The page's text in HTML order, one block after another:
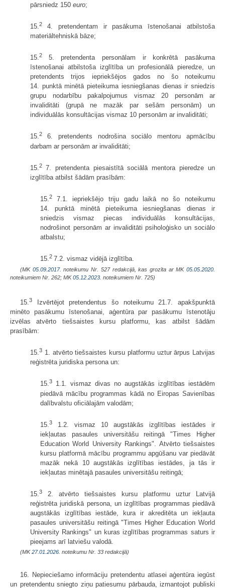
pārsniedz 150 euro;
15.2 4. pretendentam ir pasākuma īstenošanai atbilstoša
materiāltehniskā bāze;
15.2 5. pretendenta personālam ir konkrētā pasākuma
īstenošanai atbilstoša izglītība un profesionālā pieredze, un
pretendents trijos iepriekšējos gados no šo noteikumu
14. punktā minētā pieteikuma iesniegšanas dienas ir sniedzis
grupu nodarbību pakalpojumus vismaz 20 personām ar
invaliditāti (grupā ne mazāk par sešām personām) un
individuālās konsultācijas vismaz 10 personām ar invaliditāti;
15.2 6. pretendents nodrošina sociālo mentoru apmācību
darbam ar personām ar invaliditāti;
15.2 7. pretendenta piesaistītā sociālā mentora pieredze un
izglītība atbilst šādām prasībām:
15.2 7.1. iepriekšējo triju gadu laikā no šo noteikumu
14. punktā minētā pieteikuma iesniegšanas dienas ir
sniedzis vismaz piecas individuālās konsultācijas,
nodrošinot personām ar invaliditāti psiholoģisko un sociālo
atbalstu;
15.2 7.2. vismaz vidējā izglītība.
(MK 05.09.2017. noteikumu Nr. 527 redakcijā, kas grozīta ar MK05.05.2020.
noteikumiem Nr. 262; MK05.12.2023. noteikumiem Nr. 725)
15.3
Izvērtējot pretendentus šo noteikumu 21.7. apakšpunktā
minēto pasākumu īstenošanai, aģentūra par pasākumu īstenotāju
izvēlas atvērto tiešsaistes kursu platformu, kas atbilst šādām
prasībām:
15.3 1. atvērto tiešsaistes kursu platformu uztur ārpus Latvijas
reģistrēta juridiska persona un:
15.3
1.1. vismaz divas no augstākās izglītības iestādēm
piedāvā mācību programmas kādā no Eiropas Savienības
dalībvalstu oficiālajām valodām;
15.3
1.2. vismaz 10 augstākās izglītības iestādes ir
iekļautas pasaules universitāšu reitingā "Times Higher
Education World University Rankings". Atvērto tiešsaistes
kursu platformā mācību programmu apgūšanu var piedāvāt
mazāk nekā 10 augstākās izglītības iestādes, ja tās ir
iekļautas minētajā pasaules universitāšu reitingā;
15.3
2. atvērto tiešsaistes kursu platformu uztur Latvijā
reģistrēta juridiskā persona, un izglītības programmas piedāvā
augstākās izglītības iestāde, kura ir akreditēta un iekļauta
pasaules universitāšu reitingā "Times Higher Education World
University Rankings" un kuras izglītības programmas saturs ir
pieejams arī latviešu valodā.
(MK27.01.2026. noteikumu Nr. 33 redakcijā)
16. Nepieciešamo informāciju pretendentu atlasei aģentūra iegūst
un pretendentu sniegto ziņu patiesumu pārbauda, izmantojot publiski